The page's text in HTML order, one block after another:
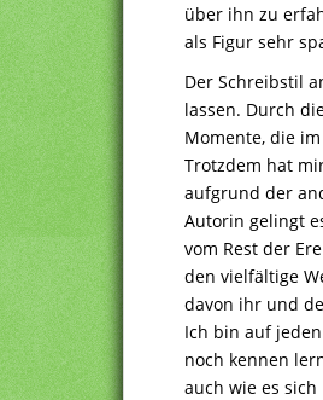
über ihn zu
als Figur sehr
Der Schreibstil
lassen. Durch
Momente, die
Trotzdem hat
aufgrund der
Autorin gelingt
vom Rest der
den vielfältige
davon ihr und
Ich bin auf
noch kennen
auch wie es